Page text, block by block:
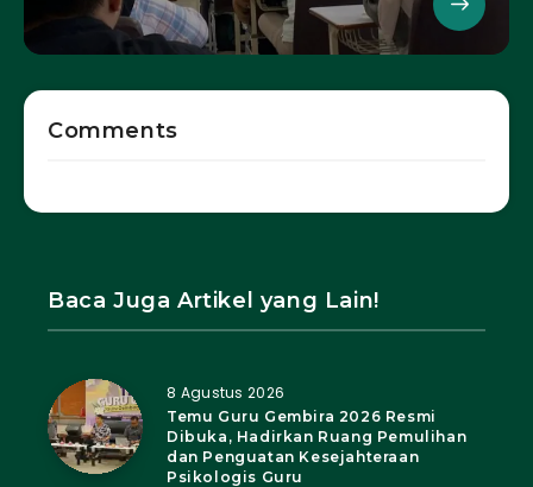
Comments
Baca Juga Artikel yang Lain!
8 Agustus 2026
Temu Guru Gembira 2026 Resmi
Dibuka, Hadirkan Ruang Pemulihan
dan Penguatan Kesejahteraan
Psikologis Guru